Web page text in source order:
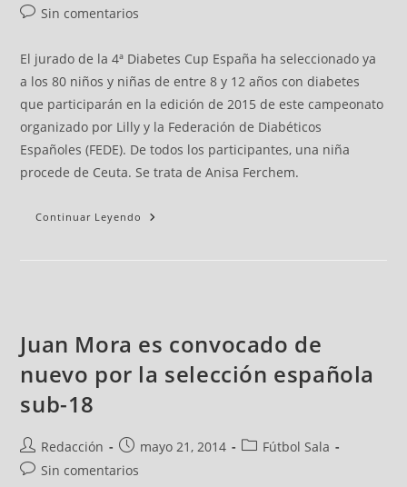
Sin comentarios
El jurado de la 4ª Diabetes Cup España ha seleccionado ya
a los 80 niños y niñas de entre 8 y 12 años con diabetes
que participarán en la edición de 2015 de este campeonato
organizado por Lilly y la Federación de Diabéticos
Españoles (FEDE). De todos los participantes, una niña
procede de Ceuta. Se trata de Anisa Ferchem.
Continuar Leyendo
Juan Mora es convocado de
nuevo por la selección española
sub-18
Redacción mayo 21, 2014
Fútbol Sala
Sin comentarios